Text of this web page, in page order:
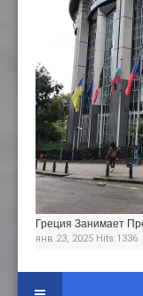
Греция Занимает
янв 23, 2025 Hits:1336